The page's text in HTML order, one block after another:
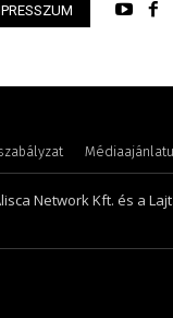
Network Kft. és a